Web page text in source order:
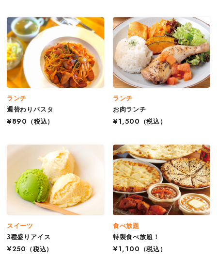
ランチ
週替わりパスタ
¥890
（税込）
ランチ
お肉ランチ
¥1,500
（税込）
スイーツ
3種盛りアイス
¥250
（税込）
食べ放題
特製食べ放題！
¥1,100
（税込）